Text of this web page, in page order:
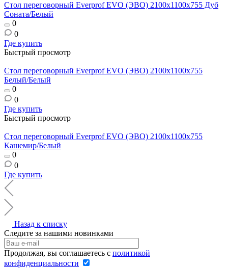
Стол переговорный Everprof EVO (ЭВО) 2100х1100x755 Дуб
Соната/Белый
0
0
Где купить
Быстрый просмотр
Стол переговорный Everprof EVO (ЭВО) 2100х1100x755
Белый/Белый
0
0
Где купить
Быстрый просмотр
Стол переговорный Everprof EVO (ЭВО) 2100х1100x755
Кашемир/Белый
0
0
Где купить
Назад к списку
Следите за нашими новинками
Продолжая, вы соглашаетесь с политикой
конфиденциальности